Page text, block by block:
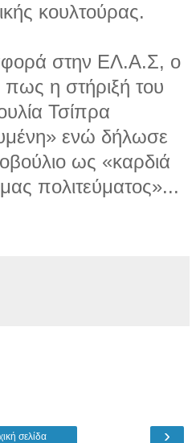
κουλτούρας.
στην ΕΛ.Α.Σ, ο
η στήριξή του
Τσίπρα
ενώ δήλωσε
ως «καρδιά
πολιτεύματος»...
›
σελίδα